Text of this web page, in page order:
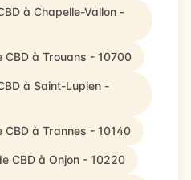
à Chapelle-Vallon -
à Trouans - 10700
à Saint-Lupien -
à Trannes - 10140
CBD à Onjon - 10220